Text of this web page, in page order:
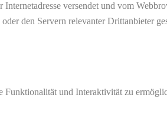
versendet und vom
den Servern relevanter Drittanbieter
und Interaktivität zu